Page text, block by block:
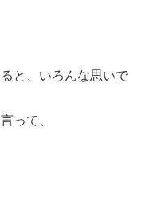
と、いろんな思いで
って、